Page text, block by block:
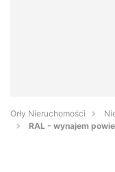
Orły Nieruchomości
RAL - wynajem